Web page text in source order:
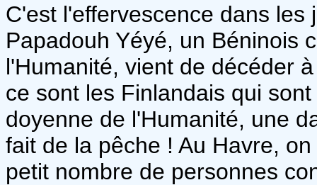
C'est l'effervescence dans
Papadouh Yéyé, un Béninois
l'Humanité, vient de décéder
ce sont les Finlandais qui
doyenne de l'Humanité, une
fait de la pêche ! Au Havre,
petit nombre de personnes